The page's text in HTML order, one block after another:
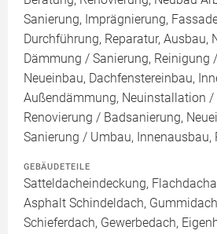
Sanierung, Imprägnierung,
Durchführung, Reparatur, Ausbau,
Dämmung / Sanierung, Reinigung
Neueinbau, Dachfenstereinbau,
Außendämmung, Neuinstallation /
Renovierung / Badsanierung,
Sanierung / Umbau,
GEBÄUDETEILE
Satteldacheindeckung,
Asphalt Schindeldach,
Schieferdach, Gewerbedach,